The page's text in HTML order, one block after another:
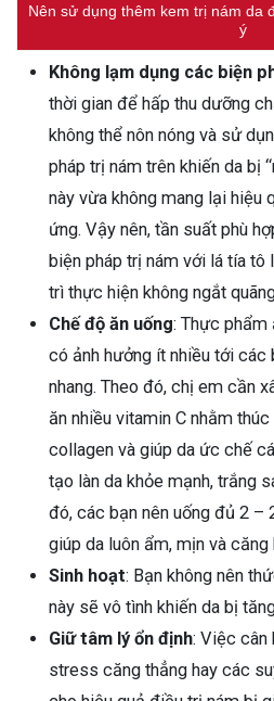
Nên sử dụng thêm kem trị nám da
ý
Không lạm dụng các biện
thời gian để hấp thu dưỡng
không thể nôn nóng và sử
pháp trị nám trên khiến da bị
này vừa không mang lại hiệu
ứng. Vậy nên, tần suất phù
biện pháp trị nám với lá tía tô
trì thực hiện không ngắt
Chế độ ăn uống: Thực phẩm
có ảnh hưởng ít nhiều tới các
nhang. Theo đó, chị em cần
ăn nhiều vitamin C nhằm
collagen và giúp da ức chế
tạo làn da khỏe mạnh, trắng
đó, các bạn nên uống đủ 2 –
giúp da luôn ẩm, mịn và căng
Sinh hoạt: Bạn không nên
này sẽ vô tình khiến da bị
Giữ tâm lý ổn định: Việc cân
stress căng thẳng hay các